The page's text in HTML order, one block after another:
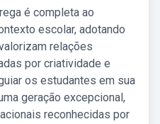
é completa ao
escolar, adotando
relações
por criatividade e
os estudantes em sua
geração excepcional,
reconhecidas por